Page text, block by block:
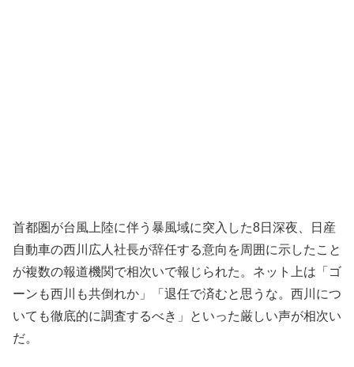
首都圏が台風上陸に伴う暴風域に突入した8日深夜、日産
自動車の西川広人社長が辞任する意向を周囲に示したこと
が複数の報道機関で相次いで報じられた。ネット上は「ゴ
ーンも西川も共倒れか」「退任で済むと思うな。西川につ
いても徹底的に調査するべき」といった厳しい声が相次い
だ。